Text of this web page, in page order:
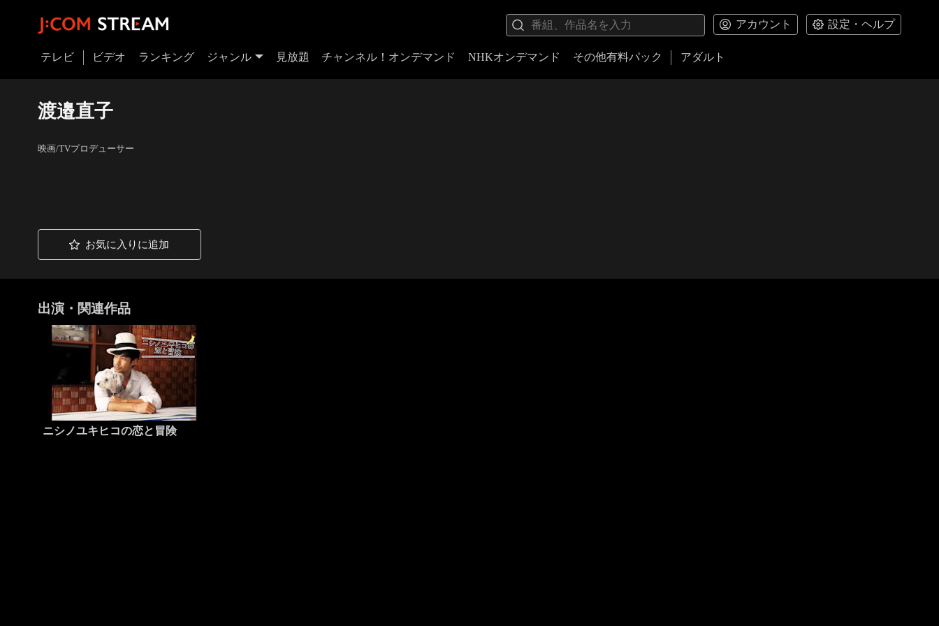
アカウント 設定・ヘルプ
テレビ ビデオ ランキング ジャンル 見放題 チャンネル！オンデマンド NHKオンデマンド その他有料パック アダルト
渡邉直子
映画/TVプロデューサー
お気に入りに追加
出演・関連作品
ニシノユキヒコの恋と冒険